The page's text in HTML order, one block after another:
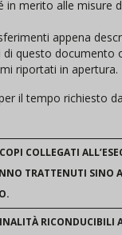
in merito alle misure
appena
questo documento
riportati in apertura.
il tempo richiesto
COLLEGATI
TRATTENUTI SINO
RICONDUCIBILI